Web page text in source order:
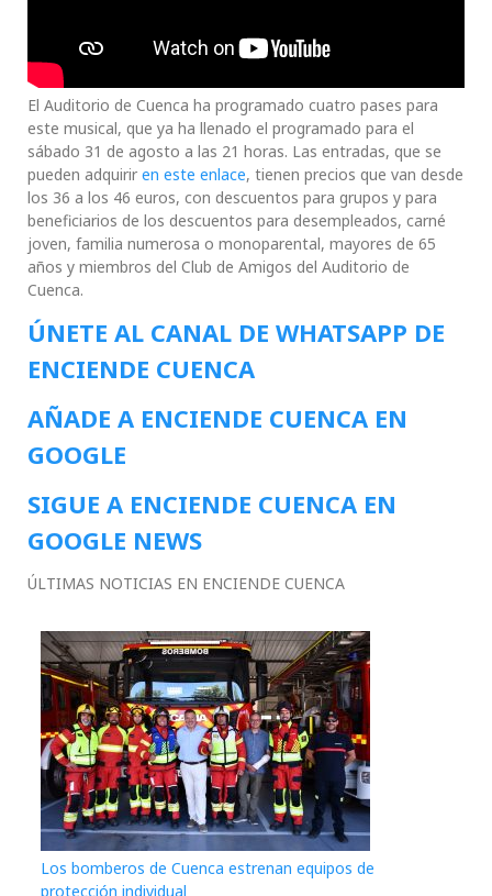
El Auditorio de Cuenca ha programado cuatro pases para
este musical, que ya ha llenado el programado para el
sábado 31 de agosto a las 21 horas. Las entradas, que se
pueden adquirir en este enlace, tienen precios que van desde
los 36 a los 46 euros, con descuentos para grupos y para
beneficiarios de los descuentos para desempleados, carné
joven, familia numerosa o monoparental, mayores de 65
años y miembros del Club de Amigos del Auditorio de
Cuenca.
ÚNETE AL CANAL DE WHATSAPP DE
ENCIENDE CUENCA
AÑADE A ENCIENDE CUENCA EN
GOOGLE
SIGUE A ENCIENDE CUENCA EN
GOOGLE NEWS
ÚLTIMAS NOTICIAS EN ENCIENDE CUENCA
Los bomberos de Cuenca estrenan equipos de
protección individual